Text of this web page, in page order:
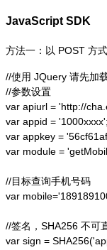
JavaScript SDK
方法一：以 POST 方
//使用 JQuery 请先加
//参数设置
var apiurl = 'http://
var appid = '1000xxxx';
var appkey =
var module =
//目标查询手机号码
var
//签名，SHA256 不可
var sign =